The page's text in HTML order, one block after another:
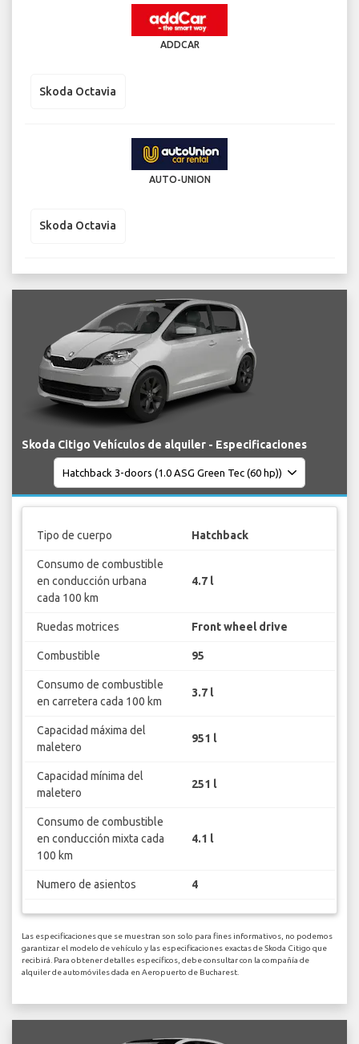
ADDCAR
Skoda Octavia
AUTO-UNION
Skoda Octavia
Skoda Citigo Vehículos de alquiler - Especificaciones
Tipo de cuerpo Hatchback
Consumo de combustible
en conducción urbana
cada 100 km
4.7 l
Ruedas motrices Front wheel drive
Combustible 95
Consumo de combustible
en carretera cada 100 km
3.7 l
Capacidad máxima del
maletero
951 l
Capacidad mínima del
maletero
251 l
Consumo de combustible
en conducción mixta cada
100 km
4.1 l
Numero de asientos 4
Las especificaciones que se muestran son solo para fines informativos, no podemos
garantizar el modelo de vehículo y las especificaciones exactas de Skoda Citigo que
recibirá. Para obtener detalles específicos, debe consultar con la compañía de
alquiler de automóviles dada en Aeropuerto de Bucharest.